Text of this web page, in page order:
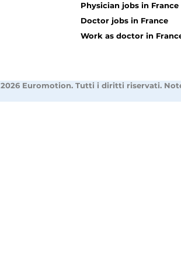
Physician jobs in France
Doctor jobs in France
Work as doctor in
Euromotion. Tutti i diritti riservati.